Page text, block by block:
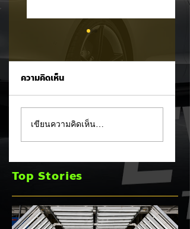
TOYOTA กวาดยอด
จดทะเบียน ก.ค. 69
เฉียด 2 หมื่นคัน ครอง
แชมป์อันดับ 1 ในไทย
สั
ค
C-
มิถุ
เดื
ความคิดเห็น
เขียนความคิดเห็น…
Top Stories